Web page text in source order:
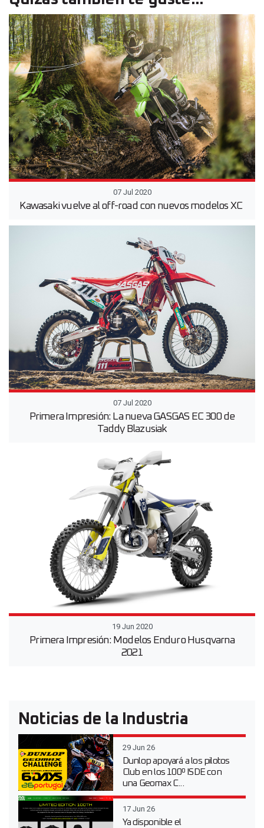
07 Jul 2020
Kawasaki vuelve al off-road con nuevos modelos XC
07 Jul 2020
Primera Impresión: La nueva GASGAS EC 300 de
Taddy Blazusiak
19 Jun 2020
Primera Impresión: Modelos Enduro Husqvarna
2021
Noticias de la Industria
29 Jun 26
Dunlop apoyará a los pilotos
Club en los 100º ISDE con
una Geomax C...
17 Jun 26
Ya disponible el